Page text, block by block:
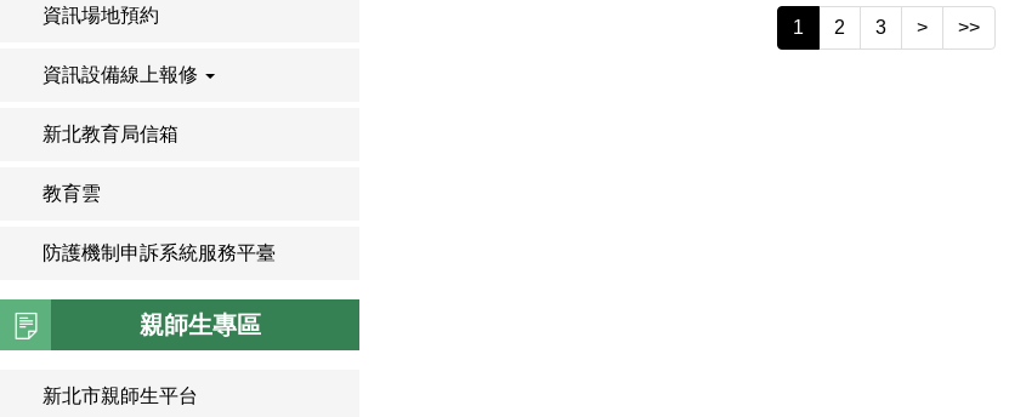
資訊場地預約
資訊設備線上報修
新北教育局信箱
教育雲
防護機制申訴系統服務平臺
親師生專區
新北市親師生平台
1 2 3 > >>